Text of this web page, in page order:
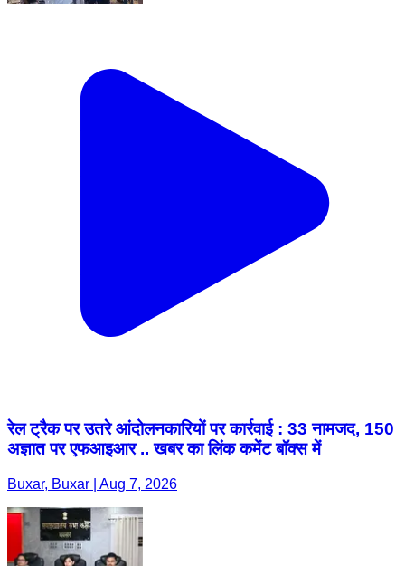
रेल ट्रैक पर उतरे आंदोलनकारियों पर कार्रवाई : 33 नामजद, 150
अज्ञात पर एफआइआर .. खबर का लिंक कमेंट बॉक्स में
Buxar, Buxar | Aug 7, 2026